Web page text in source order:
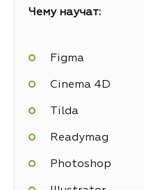
Чему научат:
Figma
Cinema 4D
Tilda
Readymag
Photoshop